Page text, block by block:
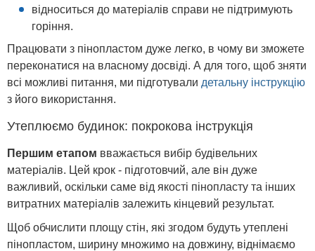
відноситься до матеріалів справи не підтримують
горіння.
Працювати з пінопластом дуже легко, в чому ви зможете
переконатися на власному досвіді. А для того, щоб зняти
всі можливі питання, ми підготували детальну інструкцію
з його використання.
Утеплюємо будинок: покрокова інструкція
Першим етапом вважається вибір будівельних
матеріалів. Цей крок - підготовчий, але він дуже
важливий, оскільки саме від якості пінопласту та інших
витратних матеріалів залежить кінцевий результат.
Щоб обчислити площу стін, які згодом будуть утеплені
пінопластом, ширину множимо на довжину, віднімаємо